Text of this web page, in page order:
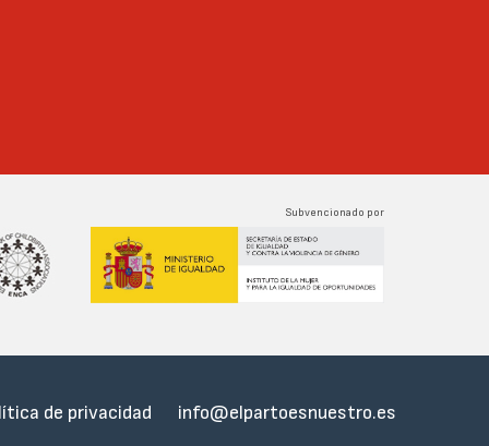
Subvencionado por
de privacidad info@elpartoesnuestro.es